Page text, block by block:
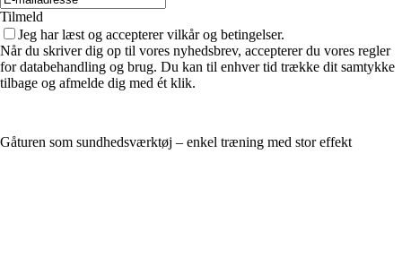
Tilmeld
Jeg har læst og accepterer vilkår og betingelser.
Når du skriver dig op til vores nyhedsbrev, accepterer du vores regler
for databehandling og brug. Du kan til enhver tid trække dit samtykke
tilbage og afmelde dig med ét klik.
Gåturen som sundhedsværktøj – enkel træning med stor effekt